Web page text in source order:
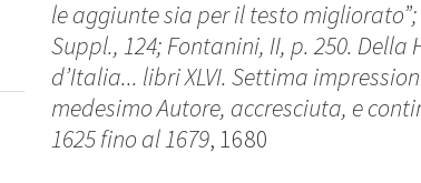
le aggiunte sia per il testo migliorato”;
Suppl., 124; Fontanini, II, p. 250. Della
d’Italia... libri XLVI. Settima
medesimo Autore, accresciuta, e
1625 fino al 1679, 1680